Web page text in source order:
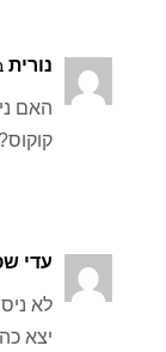
נורית ב9
האם
קוקוס?
עדי
לא
יצא